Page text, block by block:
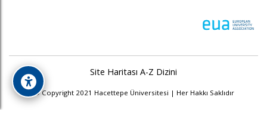
Site Haritası A-Z Dizini
© Copyright 2021 Hacettepe Üniversitesi | Her Hakkı Saklıdır